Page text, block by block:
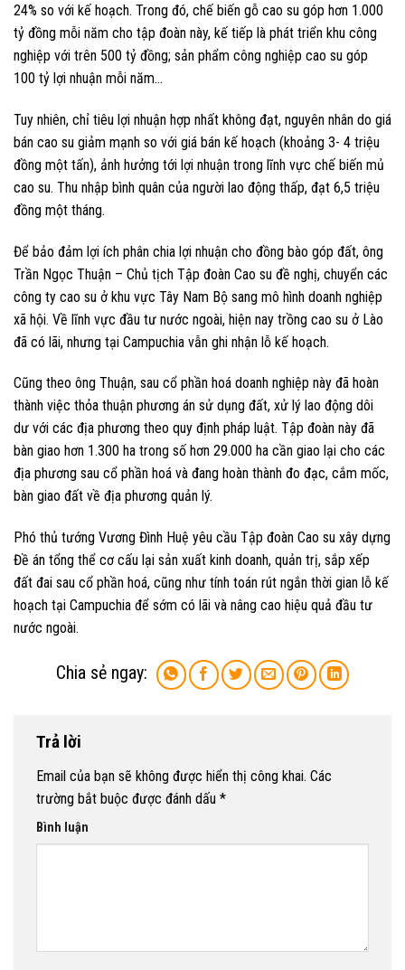
24% so với kế hoạch. Trong đó, chế biến gỗ cao su góp hơn 1.000
tỷ đồng mỗi năm cho tập đoàn này, kế tiếp là phát triển khu công
nghiệp với trên 500 tỷ đồng; sản phẩm công nghiệp cao su góp
100 tỷ lợi nhuận mỗi năm…
Tuy nhiên, chỉ tiêu lợi nhuận hợp nhất không đạt, nguyên nhân do giá
bán cao su giảm mạnh so với giá bán kế hoạch (khoảng 3- 4 triệu
đồng một tấn), ảnh hưởng tới lợi nhuận trong lĩnh vực chế biến mủ
cao su. Thu nhập bình quân của người lao động thấp, đạt 6,5 triệu
đồng một tháng.
Để bảo đảm lợi ích phân chia lợi nhuận cho đồng bào góp đất, ông
Trần Ngọc Thuận – Chủ tịch Tập đoàn Cao su đề nghị, chuyển các
công ty cao su ở khu vực Tây Nam Bộ sang mô hình doanh nghiệp
xã hội. Về lĩnh vực đầu tư nước ngoài, hiện nay trồng cao su ở Lào
đã có lãi, nhưng tại Campuchia vẫn ghi nhận lỗ kế hoạch.
Cũng theo ông Thuận, sau cổ phần hoá doanh nghiệp này đã hoàn
thành việc thỏa thuận phương án sử dụng đất, xử lý lao động dôi
dư với các địa phương theo quy định pháp luật. Tập đoàn này đã
bàn giao hơn 1.300 ha trong số hơn 29.000 ha cần giao lại cho các
địa phương sau cổ phần hoá và đang hoàn thành đo đạc, cắm mốc,
bàn giao đất về địa phương quản lý.
Phó thủ tướng Vương Đình Huệ yêu cầu Tập đoàn Cao su xây dựng
Đề án tổng thể cơ cấu lại sản xuất kinh doanh, quản trị, sắp xếp
đất đai sau cổ phần hoá, cũng như tính toán rút ngắn thời gian lỗ kế
hoạch tại Campuchia để sớm có lãi và nâng cao hiệu quả đầu tư
nước ngoài.
Trả lời
Email của bạn sẽ không được hiển thị công khai. Các
trường bắt buộc được đánh dấu *
Bình luận